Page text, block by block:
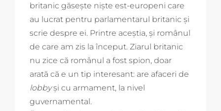
britanic găsește niște est-europeni care
au lucrat pentru parlamentarul britanic și
scrie despre ei. Printre aceștia, și românul
de care am zis la început. Ziarul britanic
nu zice că românul a fost spion, doar
arată că e un tip interesant: are afaceri de
lobbyși cu armament, la nivel
guvernamental.